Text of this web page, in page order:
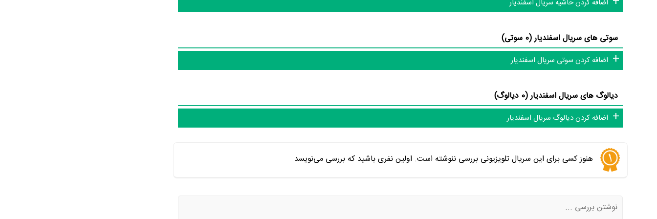
اضافه کردن حاشیه سریال اسفندیار
سوتی های سریال اسفندیار (0 سوتی)
اضافه کردن سوتی سریال اسفندیار
دیالوگ های سریال اسفندیار (0 دیالوگ)
اضافه کردن دیالوگ سریال اسفندیار
هنوز کسی برای این سریال تلویزیونی بررسی ننوشته است. اولین نفری باشید که بررسی می‌نویسد